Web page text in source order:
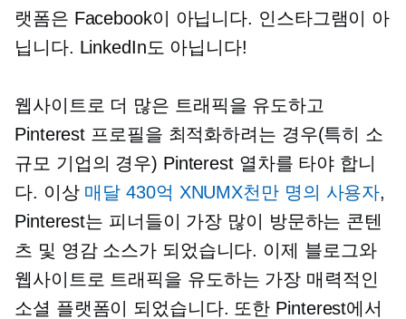
랫폼은 Facebook이 아닙니다. 인스타그램이 아
닙니다. LinkedIn도 아닙니다!
웹사이트로 더 많은 트래픽을 유도하고
Pinterest 프로필을 최적화하려는 경우(특히 소
규모 기업의 경우) Pinterest 열차를 타야 합니
다. 이상 매달 430억 XNUMX천만 명의 사용자,
Pinterest는 피너들이 가장 많이 방문하는 콘텐
츠 및 영감 소스가 되었습니다. 이제 블로그와
웹사이트로 트래픽을 유도하는 가장 매력적인
소셜 플랫폼이 되었습니다. 또한 Pinterest에서